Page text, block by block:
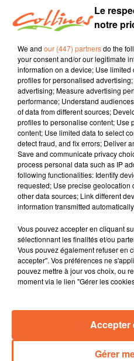
3 juillet 2026 - 16 min 7 sec
JOURNAL DU VENDREDI 03
Patrice Bémanangy
L'info près de chez vous
La première édition de "
septembre à Bressuire
parthenaises et de
La cinquième édition du
Arts de la Rue débute ce
Les arts de la rue
Saint-Paul avec une
se produire ce soir et
C'est aussi un rendez-vous
Loup-sur-Thouet... c'est
Porté par la Ville de
Thouet " propose en juillet
singulières, théâtre, cirque
débute ce dimanche.
Le
notre
We and our (447) partnersdo the
your consent and/or our legitimate
information on a device; Use
profiles for personalised
advertising; Measure advertising
performance; Understand
of data from different sources;
profiles to personalise content; Use
content; Use limited data to select
detect fraud, and fix errors; Deliver
Save and communicate privacy
process personal data such as IP
following functionalities: Identify
requested; Use precise geolocation
other data sources; Link different
information transmitted automatically.
Vous pouvez accepter en cliquant
sélectionnant les finalités et/ou
Vous pouvez également refuser en
accepter". Vos préférences ne
pouvez mettre à jour vos choix, ou
moment via le lien "Gérer les
Gérer
Accepter